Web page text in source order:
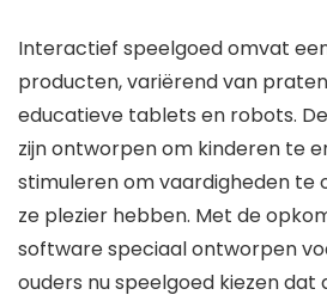
Interactief speelgoed omvat
producten, variërend van
educatieve tablets en robots.
zijn ontworpen om kinderen te
stimuleren om vaardigheden te
ze plezier hebben. Met de
software speciaal ontworpen
ouders nu speelgoed kiezen dat